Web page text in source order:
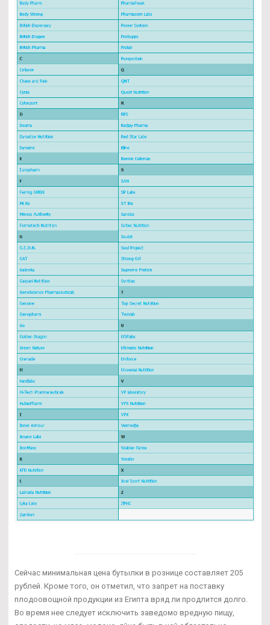
Сейчас минимальная цена бутылки в рознице составляет 205
рублей. Кроме того, он отметил, что запрет на поставку
плодоовощной продукции из Египта вряд ли продлится долго.
Во время нее следует исключить заведомо вредную пищу,